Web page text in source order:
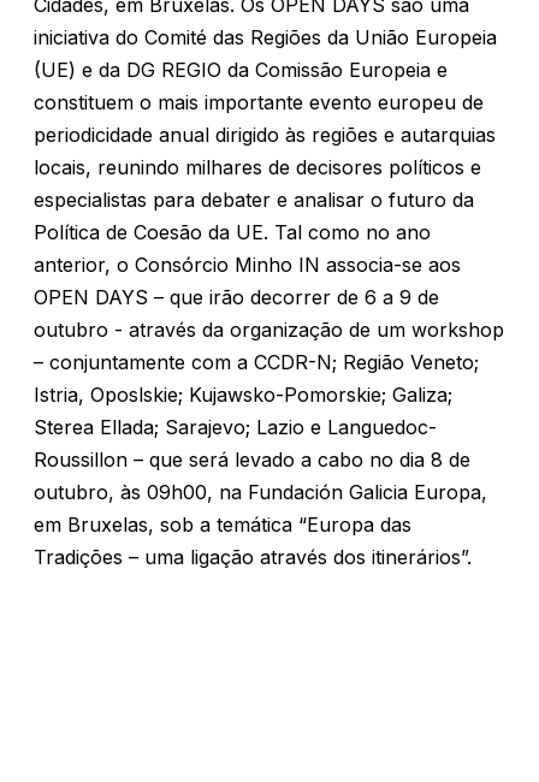
Cidades, em Bruxelas. Os OPEN DAYS são uma
iniciativa do Comité das Regiões da União Europeia
(UE) e da DG REGIO da Comissão Europeia e
constituem o mais importante evento europeu de
periodicidade anual dirigido às regiões e autarquias
locais, reunindo milhares de decisores políticos e
especialistas para debater e analisar o futuro da
Política de Coesão da UE. Tal como no ano
anterior, o Consórcio Minho IN associa-se aos
OPEN DAYS – que irão decorrer de 6 a 9 de
outubro - através da organização de um workshop
– conjuntamente com a CCDR-N; Região Veneto;
Istria, Oposlskie; Kujawsko-Pomorskie; Galiza;
Sterea Ellada; Sarajevo; Lazio e Languedoc-
Roussillon – que será levado a cabo no dia 8 de
outubro, às 09h00, na Fundación Galicia Europa,
em Bruxelas, sob a temática “Europa das
Tradições – uma ligação através dos itinerários”.